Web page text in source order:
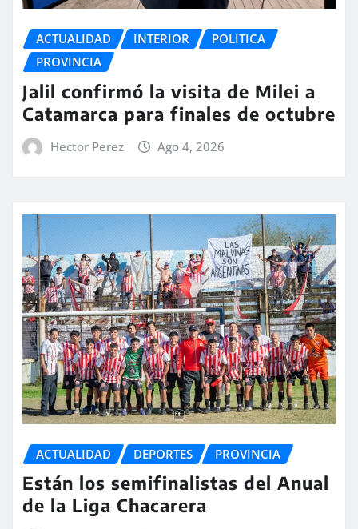
ACTUALIDAD INTERIOR
POLITICA
PROVINCIA
Jalil confirmó la visita de Milei a
Catamarca para finales de octubre
Hector Perez Ago 4, 2026
ACTUALIDAD DEPORTES PROVINCIA
Están los semifinalistas del Anual
de la Liga Chacarera